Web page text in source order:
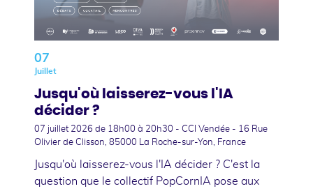
07
Juillet
Jusqu'où laisserez-vous l'IA
décider ?
07 juillet 2026 de 18h00 à 20h30 - CCI Vendée - 16 Rue
Olivier de Clisson, 85000 La Roche-sur-Yon, France
Jusqu'où laisserez-vous l'IA décider ? C'est la
question que le collectif PopCornIA pose aux